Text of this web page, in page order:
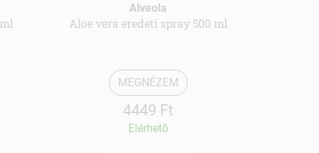
Alveola
Aloe vera eredeti spray 500 ml
MEGNÉZEM
4449 Ft
Elérhetõ